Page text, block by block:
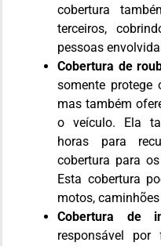
cobertura
terceiros,
pessoas
Cobertura de
somente protege
mas também
o veículo. Ela
horas para
cobertura para
Esta cobertura
motos,
Cobertura de
responsável